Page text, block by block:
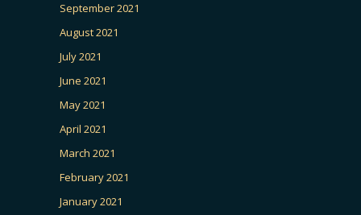
September 2021
August 2021
July 2021
June 2021
May 2021
April 2021
March 2021
February 2021
January 2021